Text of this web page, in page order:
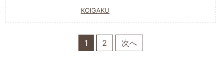
KOIGAKU
1 2 次へ